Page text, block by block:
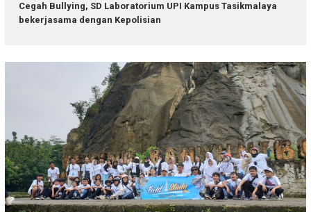
Cegah Bullying, SD Laboratorium UPI Kampus Tasikmalaya
bekerjasama dengan Kepolisian